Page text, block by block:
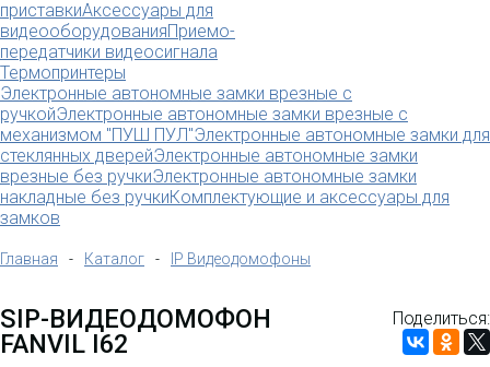
приставкиАксессуары для
видеооборудованияПриемо-
передатчики видеосигнала
Термопринтеры
Электронные автономные замки врезные с
ручкойЭлектронные автономные замки врезные с
механизмом "ПУШ ПУЛ"Электронные автономные замки для
стеклянных дверейЭлектронные автономные замки
врезные без ручкиЭлектронные автономные замки
накладные без ручкиКомплектующие и аксессуары для
замков
Главная - Каталог - IP Видеодомофоны
SIP-ВИДЕОДОМОФОН
FANVIL I62
Поделиться: